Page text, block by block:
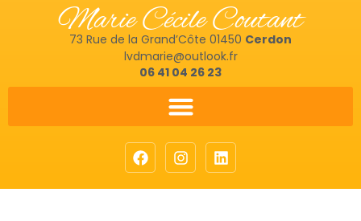
Marie Cécile Coutant
73 Rue de la Grand’Côte 01450 Cerdon
lvdmarie@outlook.fr
06 41 04 26 23